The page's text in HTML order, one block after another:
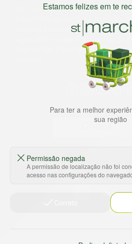
Há mais de 22 anos, o St. Marche
experiência de compras, a preços
comprar tudo o que precisa para
lugar. Além da loja online temos 31
Grande São Paulo, litoral e interior
HORTUS COMERCIO DE
CNPJ: 09.000.493/
Estamos felizes em te
Para ter a melhor
sua região
Permissão negada
A permissão de localização não foi
acesso nas configurações do